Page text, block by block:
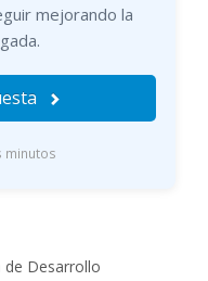
mejorando la
minutos
de Desarrollo